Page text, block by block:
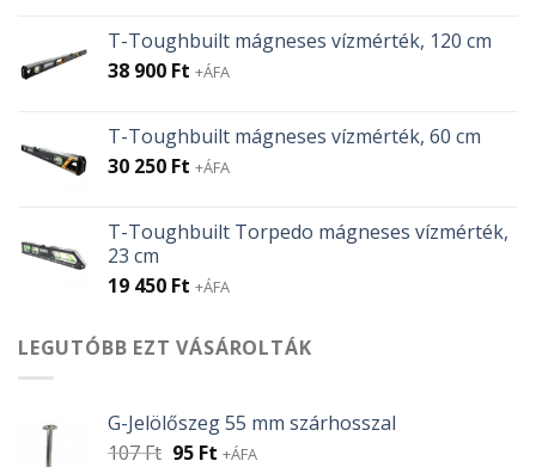
T-Toughbuilt mágneses vízmérték, 120 cm
38 900 Ft +ÁFA
T-Toughbuilt mágneses vízmérték, 60 cm
30 250 Ft +ÁFA
T-Toughbuilt Torpedo mágneses vízmérték,
23 cm
19 450 Ft +ÁFA
LEGUTÓBB EZT VÁSÁROLTÁK
G-Jelölőszeg 55 mm szárhosszal
107Ft Original
95 FtCurrent
+ÁFA